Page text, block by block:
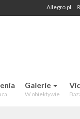
Allegro.pl
Galerie
W obiektywie